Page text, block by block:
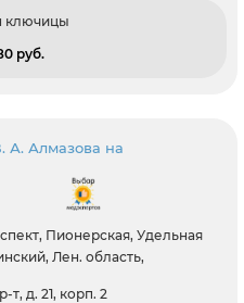
ключицы
pуб.
Алмазова на
Пионерская, Удельная
Лен. область,
д. 21, корп. 2